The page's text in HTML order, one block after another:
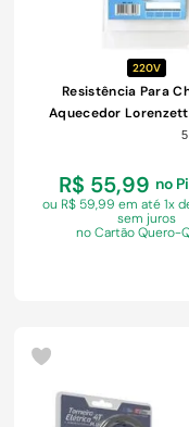
220V
Resistência Para
Aquecedor
755G 5500W
5
R$ 55,99 no
ou R$ 59,99 ematé 1x
sem juros
no Cartão Quero-
COMPRAR